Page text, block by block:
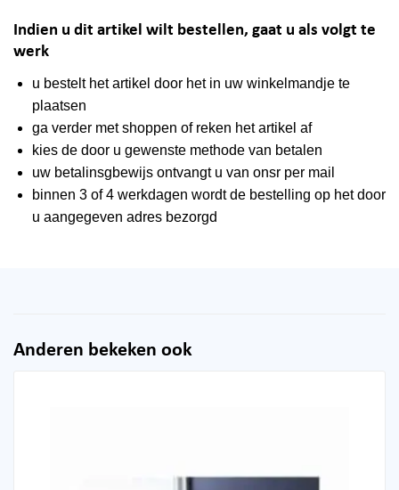
Indien u dit artikel wilt bestellen, gaat u als volgt te
werk
u bestelt het artikel door het in uw winkelmandje te
plaatsen
ga verder met shoppen of reken het artikel af
kies de door u gewenste methode van betalen
uw betalinsgbewijs ontvangt u van onsr per mail
binnen 3 of 4 werkdagen wordt de bestelling op het door
u aangegeven adres bezorgd
Anderen bekeken ook